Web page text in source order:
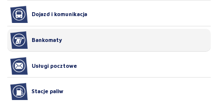
Dojazd i komunikacja
Bankomaty
Usługi pocztowe
Stacje paliw